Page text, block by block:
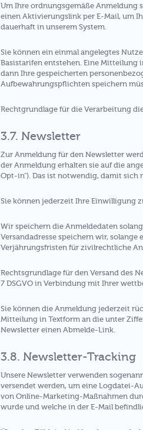
Um Ihre ordnungsgemäße Anmeldung
einen Aktivierungslink per E-Mail, um
dauerhaft in unserem System.
Sie können ein einmal angelegtes
Basistarifen entstehen. Eine Mitteilung
dann Ihre gespeicherten
Aufbewahrungspflichten speichern
Rechtgrundlage für die Verarbeitung
3.7. Newsletter
Zur Anmeldung für den Newsletter
der Anmeldung erhalten sie auf die
Opt-in"). Das ist notwendig, damit sich
Sie können jederzeit Ihre Einwilligung
Wir speichern die Anmeldedaten
Versandadresse speichern wir,
Verjährungsfristen für zivilrechtliche
Rechtsgrundlage für den Versand des
7 DSGVO in Verbindung mit Ihrer
Sie können die Anmeldung jederzeit
Mitteilung in Textform an die unter
Newsletter einen Abmelde-Link.
3.8. Newsletter-Tracking
Unsere Newsletter verwenden
versendet werden, um eine Logdatei-
von Online-Marketing-Maßnahmen
wurde und welche in der E-Mail